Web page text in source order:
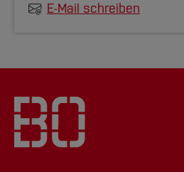
E-Mail schreiben